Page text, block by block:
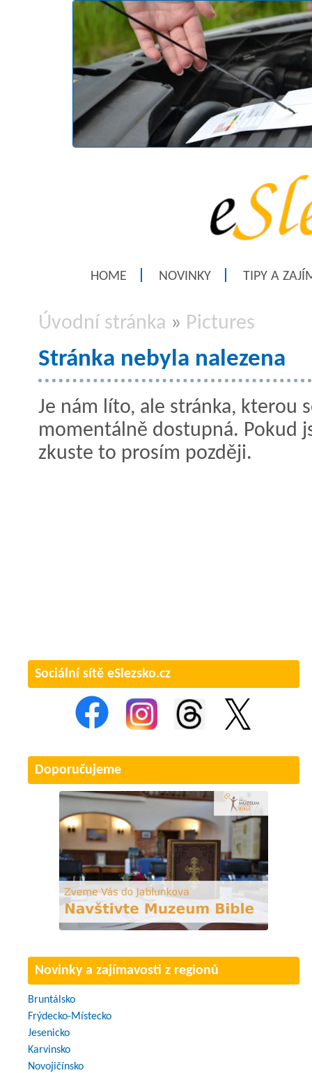
HOME NOVINKY TIPY A
Úvodní stránka » Pictures
Stránka nebyla nalezena
Je nám líto, ale stránka, kterou
momentálně dostupná. Pokud
zkuste to prosím později.
Sociální sítě eSlezsko.cz
Doporučujeme
Novinky a zajímavosti z regionů
Bruntálsko
Frýdecko-Místecko
Jesenicko
Karvinsko
Novojičínsko